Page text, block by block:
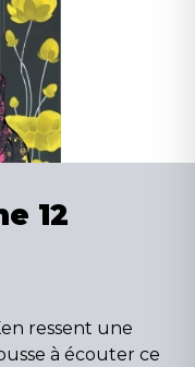
12
ressent une
à écouter ce